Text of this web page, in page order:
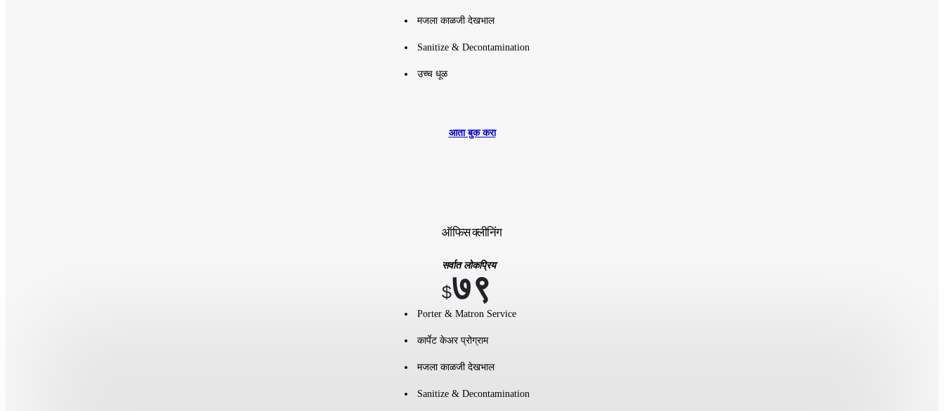
आता बुक करा
मजला काळजी देखभाल
Sanitize & Decontamination
उच्च धूळ
ऑफिस क्लीनिंग
सर्वात लोकप्रिय
$७९
Porter & Matron Service
कार्पेट केअर प्रोग्राम
मजला काळजी देखभाल
Sanitize & Decontamination